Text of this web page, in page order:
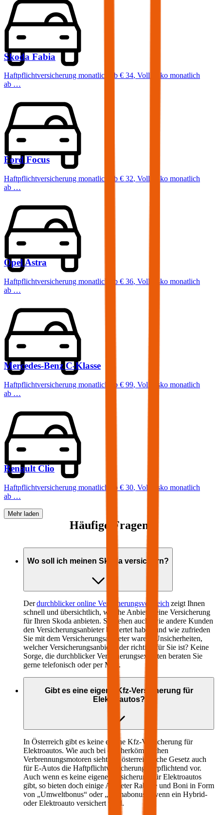
Skoda Fabia
Haftpflichtversicherung monatlich ab € 34, Vollkasko monatlich
ab …
Ford Focus
Haftpflichtversicherung monatlich ab € 32, Vollkasko monatlich
ab …
OpelAstra
Haftpflichtversicherung monatlich ab € 36, Vollkasko monatlich
ab …
Mercedes-Benz C-Klasse
Haftpflichtversicherung monatlich ab € 99, Vollkasko monatlich
ab …
Renault Clio
Haftpflichtversicherung monatlich ab € 30, Vollkasko monatlich
ab …
Mehr laden
Häufige Fragen
Wo soll ich meinen Skoda versichern?
Derdurchblicker online Versicherungsvergleich zeigt Ihnen
schnell und übersichtlich, welche Anbieter eine Versicherung
für Ihren Skoda anbieten. Sie sehen auch, wie andere Kunden
den Versicherungsanbieter bewertet haben und wie zufrieden
Sie mit dem Versicherungsanbieter waren. Unsicherheiten,
welcher Versicherungsanbieter der richtige für Sie ist? Keine
Sorge, die durchblicker Versicherungsexperten beraten Sie
gerne telefonisch oder per Mail.
Gibt es eine eigene Kfz-Versicherung für
Elektroautos?
In Österreich gibt es keine eigene Kfz-Versicherung für
Elektroautos. Wie auch bei den herkömmlichen
Verbrennungsmotoren sieht das österreichische Gesetz auch
für E-Autos die Haftpflichtversicherung verpflichtend vor.
Auch wenn es keine eigene Versicherung für Elektroautos
gibt, so bieten doch einige Anbieter Rabatte und Boni in Form
von „Umweltbonus“ oder „Klimabonus“, wenn ein Hybrid-
oder Elektroauto versichert wird.